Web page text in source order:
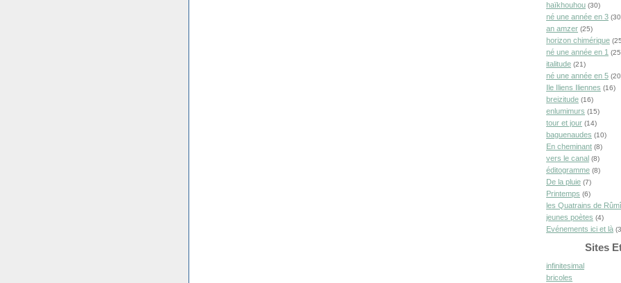
haïkhouhou (30)
né une année en 3
an amzer (25)
horizon chimérique
né une année en 1
italitude (21)
né une année en 5
Ile Iliens Iliennes (16)
breizitude (16)
enlumimurs (15)
tour et jour (14)
baguenaudes (10)
En cheminant (8)
vers le canal (8)
éditogramme (8)
De la pluie (7)
Printemps (6)
les Quatrains de Rûmî
jeunes poètes (4)
Evénements ici et là
Sites
infinitesimal
bricoles